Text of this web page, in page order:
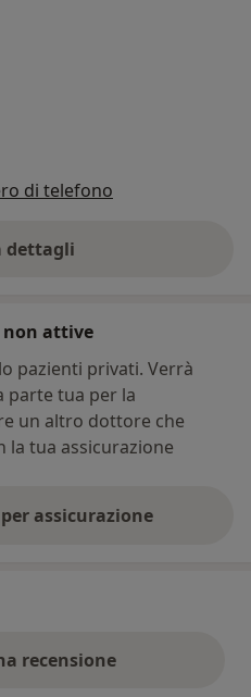
di telefono
dettagli
sull'indirizzo
non attive
pazienti privati. Verrà
parte tua per la
un altro dottore che
la tua assicurazione
assicurazione
recensione